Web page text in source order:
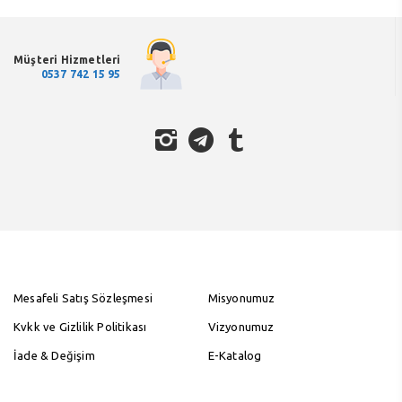
Müşteri Hizmetleri
0537 742 15 95
Mesafeli Satış Sözleşmesi
Kvkk ve Gizlilik Politikası
İade & Değişim
Misyonumuz
Vizyonumuz
E-Katalog